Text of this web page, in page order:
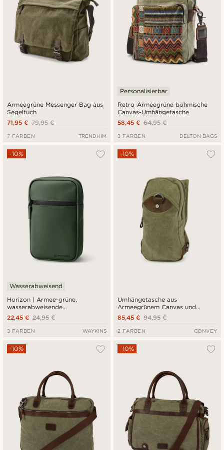
Armeegrüne Messenger Bag aus
Segeltuch
79,95 €
71,95 €
7 FARBEN TRENDHIM
Retro-Armeegrüne böhmische
Canvas-Umhängetasche
Personalisierbar
64,95 €
58,45 €
3 FARBEN DELTON BAGS
Horizon | Armee-grüne,
wasserabweisende
Umhängetasche
-10%
Wasserabweisend
24,95 €
22,45 €
3 FARBEN WAYKINS
Umhängetasche aus
Armeegrünem Canvas und
braunem Leder
-10%
94,95 €
85,45 €
2 FARBEN CONVEY
-10% -10%